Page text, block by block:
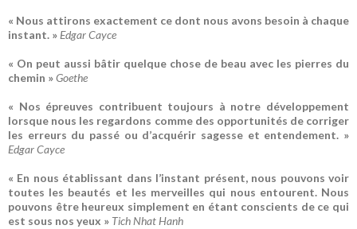
« Nous attirons exactement ce dont nous avons besoin à chaque
instant. »Edgar Cayce
« On peut aussi bâtir quelque chose de beau avec les pierres du
chemin »Goethe
« Nos épreuves contribuent toujours à notre développement
lorsque nous les regardons comme des opportunités de corriger
les erreurs du passé ou d’acquérir sagesse et entendement. »
Edgar Cayce
« En nous établissant dans l’instant présent, nous pouvons voir
toutes les beautés et les merveilles qui nous entourent. Nous
pouvons être heureux simplement en étant conscients de ce qui
est sous nos yeux » Tich Nhat Hanh